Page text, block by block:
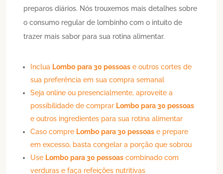
preparos diários. Nós trouxemos mais detalhes sobre
o consumo regular de lombinho com o intuito de
trazer mais sabor para sua rotina alimentar.
Inclua Lombo para 30 pessoas e outros cortes de
sua preferência em sua compra semanal
Seja online ou presencialmente, aproveite a
possibilidade de comprar Lombo para 30 pessoas
e outros ingredientes para sua rotina alimentar
Caso compre Lombo para 30 pessoas e prepare
em excesso, basta congelar a porção que sobrou
Use Lombo para 30 pessoas combinado com
verduras e faça refeições nutritivas